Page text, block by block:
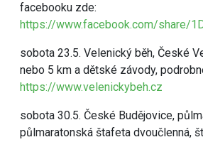
facebooku zde:
https://www.facebook.com/share/
sobota 23.5. Velenický běh, České
nebo 5 km a dětské závody,
https://www.velenickybeh.cz
sobota 30.5. České Budějovice,
půlmaratonská štafeta dvoučlenná,